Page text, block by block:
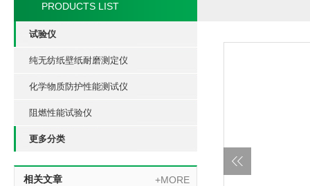
PRODUCTS LIST
试验仪
纯无纺纸壁纸耐磨测定仪
化学物质防护性能测试仪
阻燃性能试验仪
更多分类
相关文章 +MORE